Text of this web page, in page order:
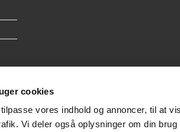
cookies
vores indhold og annoncer, til at
Vi deler også oplysninger om din